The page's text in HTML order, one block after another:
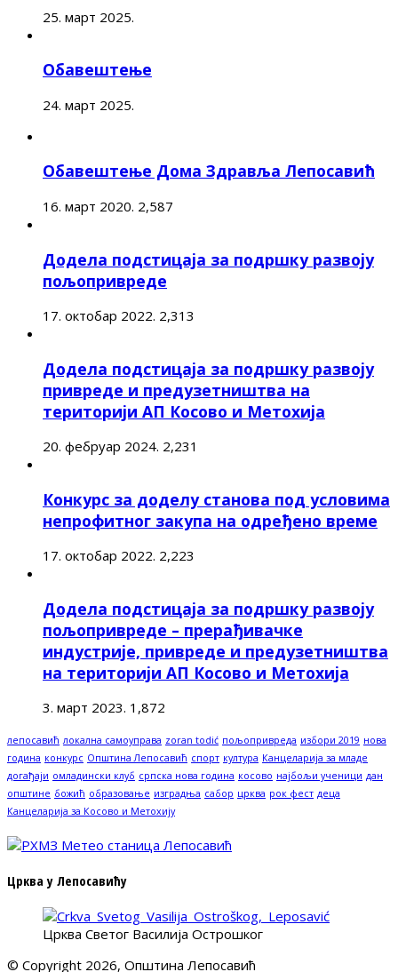
25. март 2025.
Обавештење
24. март 2025.
Обавештење Дома Здравља Лепосавић
16. март 2020. 2,587
Додела подстицаја за подршку развоју
пољопривреде
17. октобар 2022. 2,313
Додела подстицаја за подршку развоју
привреде и предузетништва на
територији АП Косово и Метохија
20. фебруар 2024. 2,231
Конкурс за доделу станова под условима
непрофитног закупа на одређено време
17. октобар 2022. 2,223
Додела подстицаја за подршку развоју
пољопривреде – прерађивачке
индустрије, привреде и предузетништва
на територији АП Косово и Метохија
3. март 2023. 1,872
лепосавић локална самоуправа zoran todić пољопривреда избори 2019 нова
година конкурс Општина Лепосавић спорт култура Канцеларија за младе
догађаји омладински клуб српска нова година косово најбољи ученици дан
општине божић образовање изградња сабор црква рок фест деца
Канцеларија за Косово и Метохију
Црква у Лепосавићу
Црква Светог Василија Острошког
© Copyright 2026, Општина Лепосавић